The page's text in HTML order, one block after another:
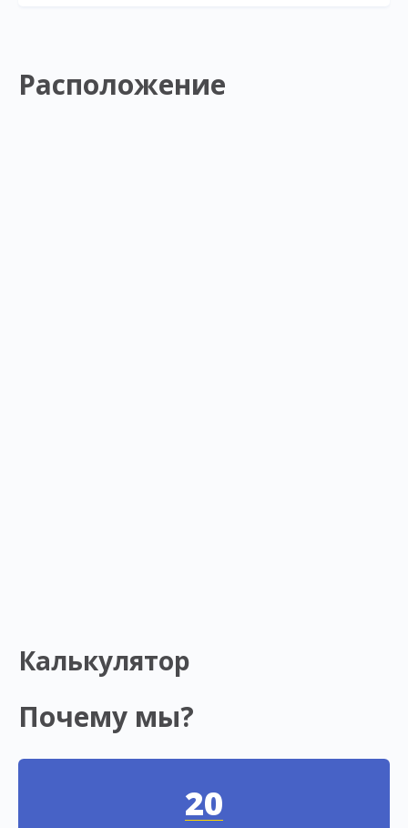
Расположение
Калькулятор
Почему мы?
20